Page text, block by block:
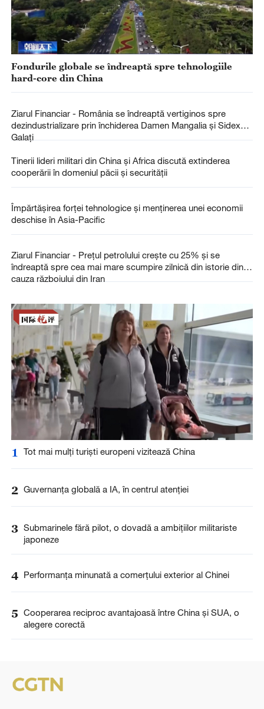
Fondurile globale se îndreaptă spre tehnologiile
hard-core din China
Ziarul Financiar - România se îndreaptă vertiginos spre
dezindustrializare prin închiderea Damen Mangalia şi Sidex
Galaţi
Tinerii lideri militari din China și Africa discută extinderea
cooperării în domeniul păcii și securității
Împărtășirea forței tehnologice și menținerea unei economii
deschise în Asia-Pacific
Ziarul Financiar - Preţul petrolului creşte cu 25% şi se
îndreaptă spre cea mai mare scumpire zilnică din istorie din
cauza războiului din Iran
1 Tot mai mulți turiști europeni vizitează China
2 Guvernanța globală a IA, în centrul atenției
3 Submarinele fără pilot, o dovadă a ambițiilor militariste
japoneze
4 Performanța minunată a comerțului exterior al Chinei
5 Cooperarea reciproc avantajoasă între China și SUA, o
alegere corectă